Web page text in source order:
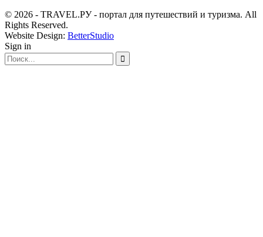
© 2026 - TRAVEL.РУ - портал для путешествий и туризма. All
Rights Reserved.
Website Design: BetterStudio
Sign in